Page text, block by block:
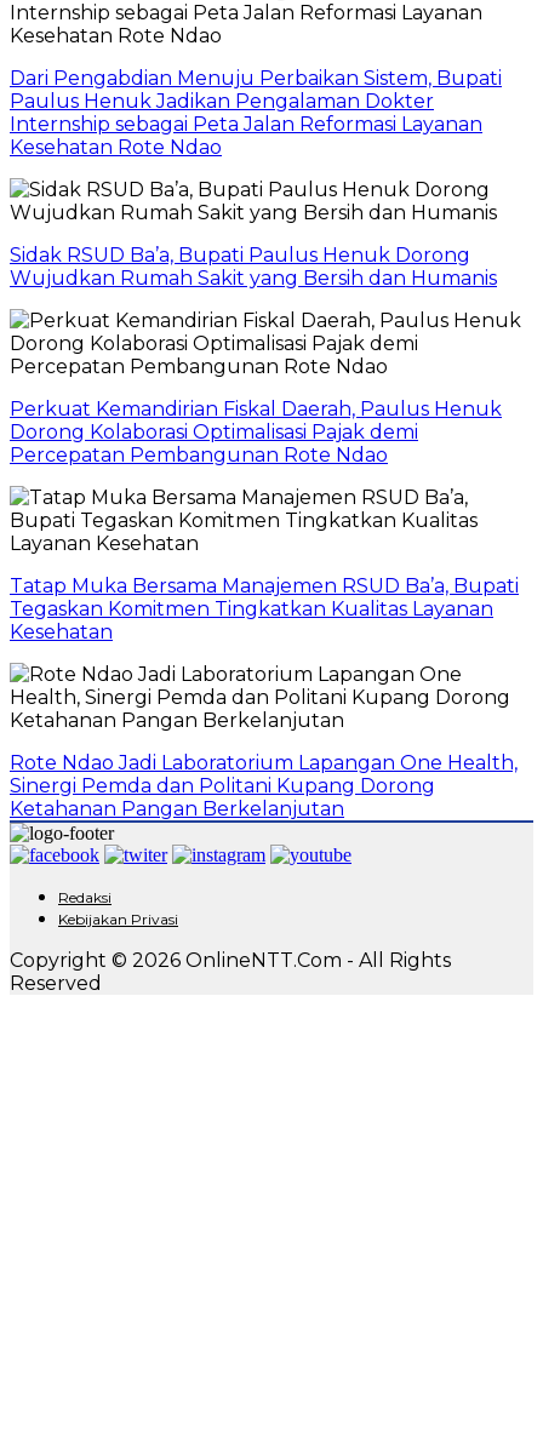
Dari Pengabdian Menuju Perbaikan Sistem, Bupati
Paulus Henuk Jadikan Pengalaman Dokter
Internship sebagai Peta Jalan Reformasi Layanan
Kesehatan Rote Ndao
Sidak RSUD Ba’a, Bupati Paulus Henuk Dorong
Wujudkan Rumah Sakit yang Bersih dan Humanis
Perkuat Kemandirian Fiskal Daerah, Paulus Henuk
Dorong Kolaborasi Optimalisasi Pajak demi
Percepatan Pembangunan Rote Ndao
Tatap Muka Bersama Manajemen RSUD Ba’a, Bupati
Tegaskan Komitmen Tingkatkan Kualitas Layanan
Kesehatan
Rote Ndao Jadi Laboratorium Lapangan One Health,
Sinergi Pemda dan Politani Kupang Dorong
Ketahanan Pangan Berkelanjutan
Redaksi
Kebijakan Privasi
Copyright © 2026 OnlineNTT.Com - All Rights
Reserved